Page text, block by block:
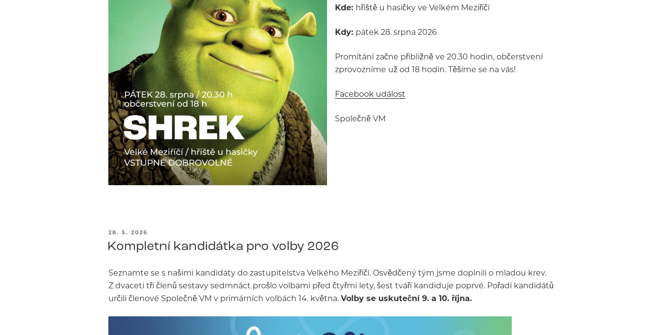
Kde: hřiště u hasičky ve Velkém Meziříčí
Kdy: pátek 28. srpna 2026
Promítání začne přibližně ve 20.30 hodin, občerstvení
zprovozníme už od 18 hodin. Těšíme se na vás!
Facebook událost
Společně VM
PUBLIKOVÁNO
28. 5. 2026
Kompletní kandidátka pro volby 2026
Seznamte se s našimi kandidáty do zastupitelstva Velkého Meziříčí. Osvědčený tým jsme doplnili o mladou krev.
Z dvaceti tří členů sestavy sedmnáct prošlo volbami před čtyřmi lety, šest tváří kandiduje poprvé. Pořadí kandidátů
určili členové Společně VM v primárních volbách 14. května.Volby se uskuteční 9. a 10. října.